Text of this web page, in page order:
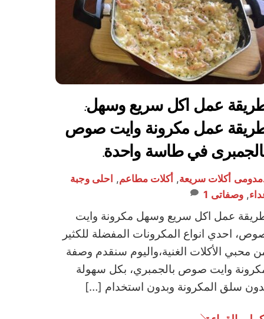
عمل اكل سريع وسهل:
عمل مكرونة وايت صوص
في طاسة واحدة.
أكلات سريعة,أكلات مطاعم, احلى وجبة
,وصفاتى 1
عمل اكل سريع وسهل مكرونة وايت
احدي انواع المكرونات المفضلة للكثير
محبي الأكلات الغنية،واليوم سنقدم وصفة
وايت صوص بالجمبري، بكل سهولة
سلق المكرونة وبدون استخدام […]